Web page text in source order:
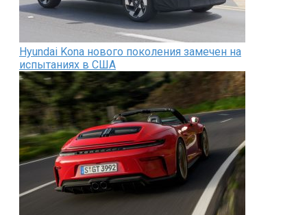
Hyundai Kona нового поколения замечен на
испытаниях в США